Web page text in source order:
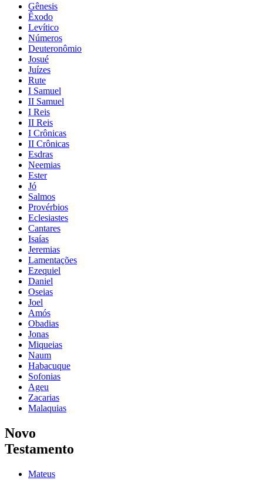
Gênesis
Êxodo
Levítico
Números
Deuteronômio
Josué
Juízes
Rute
I Samuel
II Samuel
I Reis
II Reis
I Crônicas
II Crônicas
Esdras
Neemias
Ester
Jó
Salmos
Provérbios
Eclesiastes
Cantares
Isaías
Jeremias
Lamentações
Ezequiel
Daniel
Oseias
Joel
Amós
Obadias
Jonas
Miqueias
Naum
Habacuque
Sofonias
Ageu
Zacarias
Malaquias
Novo
Testamento
Mateus